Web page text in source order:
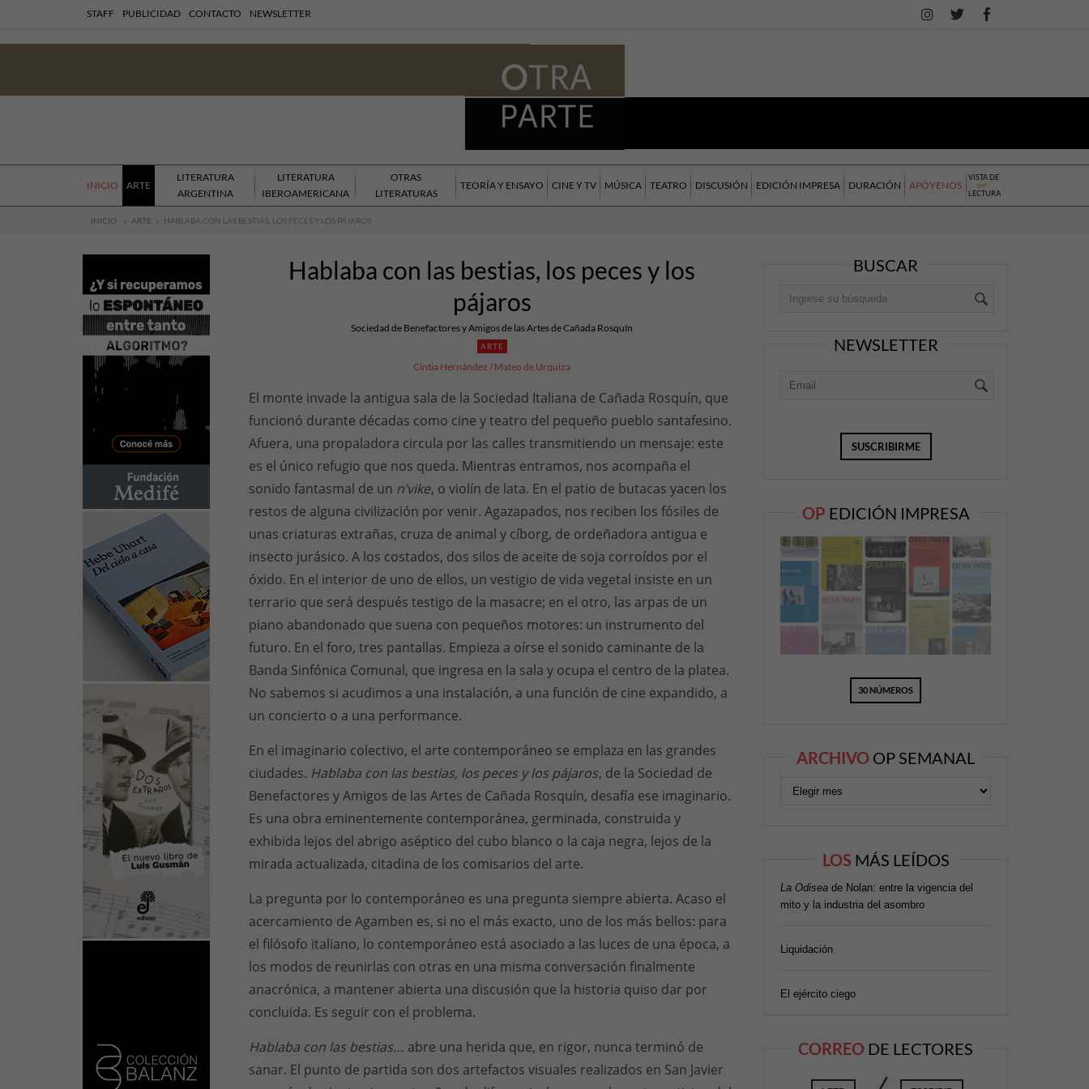
STAFF PUBLICIDAD CONTACTO NEWSLETTER
INICIO ARTE
LITERATURA
ARGENTINA
LITERATURA
IBEROAMERICANA
OTRAS
LITERATURAS
TEORÍA Y ENSAYO CINE Y TV MÚSICA TEATRO DISCUSIÓN EDICIÓN IMPRESA DURACIÓN APÓYENOS
VISTA DE
LECTURA
INICIO » ARTE » HABLABA CON LAS BESTIAS, LOS PECES Y LOS PÁJAROS
Hablaba con las bestias, los peces y los
pájaros
Sociedad de Benefactores y Amigos de las Artes de Cañada Rosquín
ARTE
Cintia Hernández / Mateo de Urquiza
El monte invade la antigua sala de la Sociedad Italiana de Cañada Rosquín, que
funcionó durante décadas como cine y teatro del pequeño pueblo santafesino.
Afuera, una propaladora circula por las calles transmitiendo un mensaje: este
es el único refugio que nos queda. Mientras entramos, nos acompaña el
sonido fantasmal de un n’vike, o violín de lata. En el patio de butacas yacen los
restos de alguna civilización por venir. Agazapados, nos reciben los fósiles de
unas criaturas extrañas, cruza de animal y cíborg, de ordeñadora antigua e
insecto jurásico. A los costados, dos silos de aceite de soja corroídos por el
óxido. En el interior de uno de ellos, un vestigio de vida vegetal insiste en un
terrario que será después testigo de la masacre; en el otro, las arpas de un
piano abandonado que suena con pequeños motores: un instrumento del
futuro. En el foro, tres pantallas. Empieza a oírse el sonido caminante de la
Banda Sinfónica Comunal, que ingresa en la sala y ocupa el centro de la platea.
No sabemos si acudimos a una instalación, a una función de cine expandido, a
un concierto o a una performance.
En el imaginario colectivo, el arte contemporáneo se emplaza en las grandes
ciudades. Hablaba con las bestias, los peces y los pájaros, de la Sociedad de
Benefactores y Amigos de las Artes de Cañada Rosquín, desafía ese imaginario.
Es una obra eminentemente contemporánea, germinada, construida y
exhibida lejos del abrigo aséptico del cubo blanco o la caja negra, lejos de la
mirada actualizada, citadina de los comisarios del arte.
La pregunta por lo contemporáneo es una pregunta siempre abierta. Acaso el
acercamiento de Agamben es, si no el más exacto, uno de los más bellos: para
el filósofo italiano, lo contemporáneo está asociado a las luces de una época, a
los modos de reunirlas con otras en una misma conversación finalmente
anacrónica, a mantener abierta una discusión que la historia quiso dar por
concluida. Es seguir con el problema.
Hablaba con las bestias… abre una herida que, en rigor, nunca terminó de
sanar. El punto de partida son dos artefactos visuales realizados en San Javier
BUSCAR
NEWSLETTER
OP EDICIÓN IMPRESA
30 NÚMEROS
ARCHIVO OP SEMANAL
LOS MÁS LEÍDOS
La Odisea de Nolan: entre la vigencia del
mito y la industria del asombro
Liquidación
El ejército ciego
CORREO DE LECTORES